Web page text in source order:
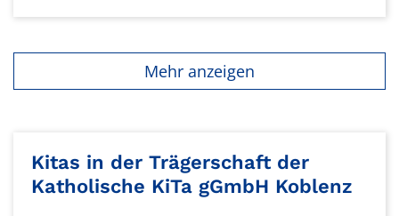
Mehr anzeigen
Kitas in der Trägerschaft der
Katholische KiTa gGmbH Koblenz